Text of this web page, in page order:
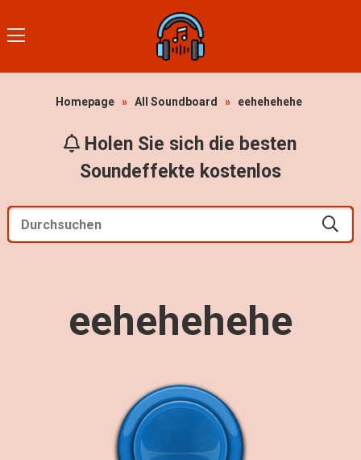
Homepage » All Soundboard » eehehehehe
Holen Sie sich die besten
Soundeffekte kostenlos
eehehehehe